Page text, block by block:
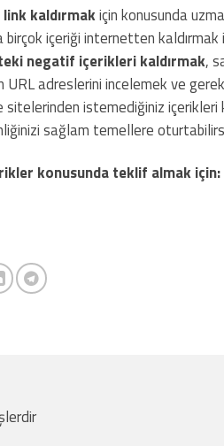
link kaldırmakiçin konusunda
içeriği internetten kaldırmak
negatif içerikleri kaldırmak,
adreslerini incelemek ve
istemediğiniz içerikleri
sağlam temellere
konusunda teklif almak için: